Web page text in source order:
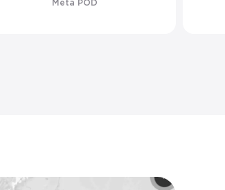
Meta POD